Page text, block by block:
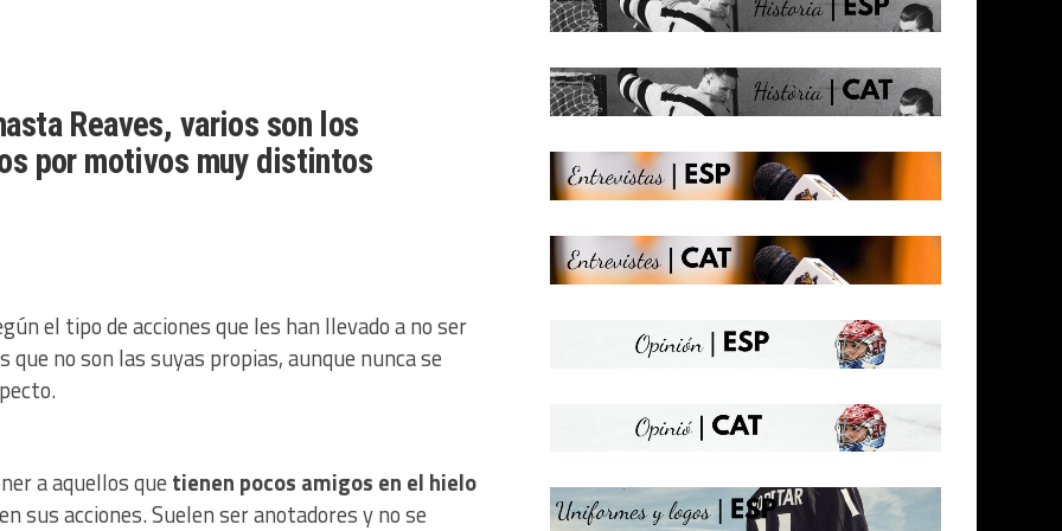
Reaves, varios son los
por motivos muy distintos
el tipo de acciones que les han llevado a no ser
no son las suyas propias, aunque nunca se
a aquellos que tienen pocos amigos en el hielo
sus acciones. Suelen ser anotadores y no se